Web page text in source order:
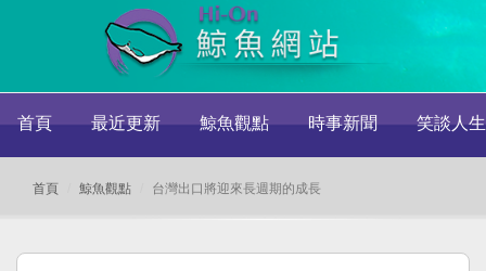
首頁 最近更新 鯨魚觀點 時事新聞 笑談人生
首頁 鯨魚觀點 台灣出口將迎來長週期的成長